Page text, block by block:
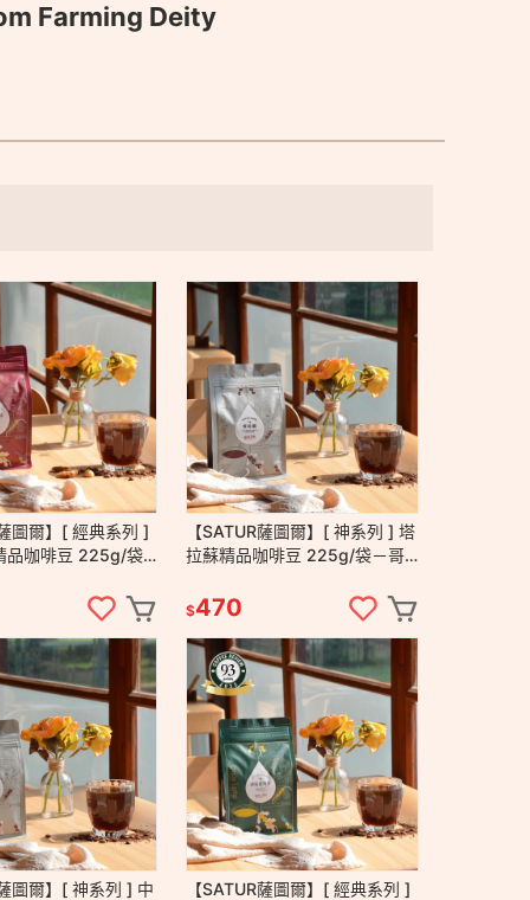
Farming Deity
圖爾】[ 經典系列 ]
品咖啡豆 225g/袋
手禮
【SATUR薩圖爾】[ 神系列 ] 塔
拉蘇精品咖啡豆 225g/袋－哥
式 莊園級咖啡豆
$470
圖爾】[ 神系列 ] 中
【SATUR薩圖爾】[ 經典系列 ]